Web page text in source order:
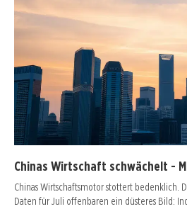
Chinas Wirtschaft schwächelt -
Chinas Wirtschaftsmotor stottert bedenklich.
Daten für Juli offenbaren ein düsteres Bild: